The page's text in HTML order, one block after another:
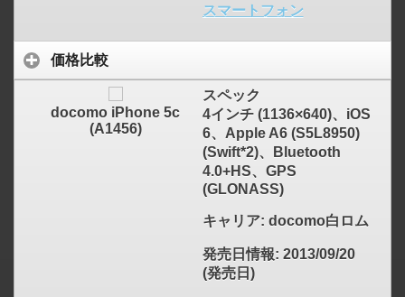
スマートフォン
価格比較
docomo iPhone 5c
(A1456)
スペック
4インチ (1136×640)、iOS
6、Apple A6 (S5L8950)
(Swift*2)、Bluetooth
4.0+HS、GPS
(GLONASS)
キャリア: docomo白ロム
発売日情報: 2013/09/20
(発売日)
click to expand contents